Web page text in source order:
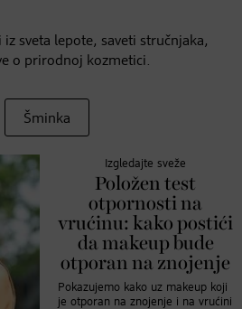
sveta lepote, saveti stručnjaka,
o prirodnoj kozmetici.
Šminka
Izgledajte sveže
Položen test
otpornosti na
vrućinu: kako postići
da makeup bude
otporan na znojenje
Pokazujemo kako uz makeup koji
je otporan na znojenje i na vrućini